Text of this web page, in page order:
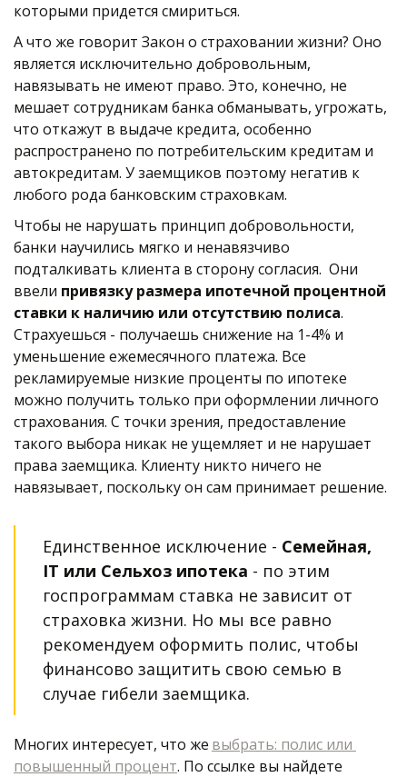
которыми придется смириться.
А что же говорит Закон о страховании жизни? Оно
является исключительно добровольным,
навязывать не имеют право. Это, конечно, не
мешает сотрудникам банка обманывать, угрожать,
что откажут в выдаче кредита, особенно
распространено по потребительским кредитам и
автокредитам. У заемщиков поэтому негатив к
любого рода банковским страховкам.
Чтобы не нарушать принцип добровольности,
банки научились мягко и ненавязчиво
подталкивать клиента в сторону согласия.  Они
ввели привязку размера ипотечной процентной
ставки к наличию или отсутствию полиса.
Страхуешься - получаешь снижение на 1-4% и
уменьшение ежемесячного платежа. Все
рекламируемые низкие проценты по ипотеке
можно получить только при оформлении личного
страхования. С точки зрения, предоставление
такого выбора никак не ущемляет и не нарушает
права заемщика. Клиенту никто ничего не
навязывает, поскольку он сам принимает решение.
Единственное исключение - Семейная,
IT или Сельхоз ипотека - по этим
госпрограммам ставка не зависит от
страховка жизни. Но мы все равно
рекомендуем оформить полис, чтобы
финансово защитить свою семью в
случае гибели заемщика.
Многих интересует, что же выбрать: полис или
повышенный процент. По ссылке вы найдете